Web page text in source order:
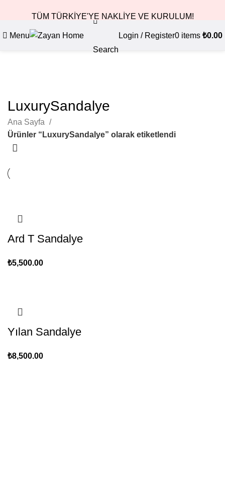
TÜM TÜRKİYE'YE NAKLİYE VE KURULUM!
Menu
Search
Login / Register0 items ₺0.00
LuxurySandalye
Ana Sayfa
Ürünler “LuxurySandalye” olarak etiketlendi
Ard T Sandalye
₺5,500.00
Yılan Sandalye
₺8,500.00